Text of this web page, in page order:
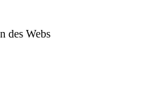
des Webs